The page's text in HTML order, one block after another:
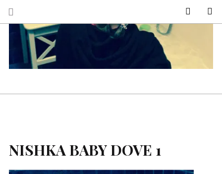
NISHKA BABY DOVE 1
KIM